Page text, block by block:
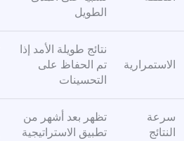
الطويل
الاستمرارية
نتائج طويلة الأمد إذا
تم الحفاظ على
التحسينات
سرعة
النتائج
تظهر بعد أشهر من
تطبيق الاستراتيجية